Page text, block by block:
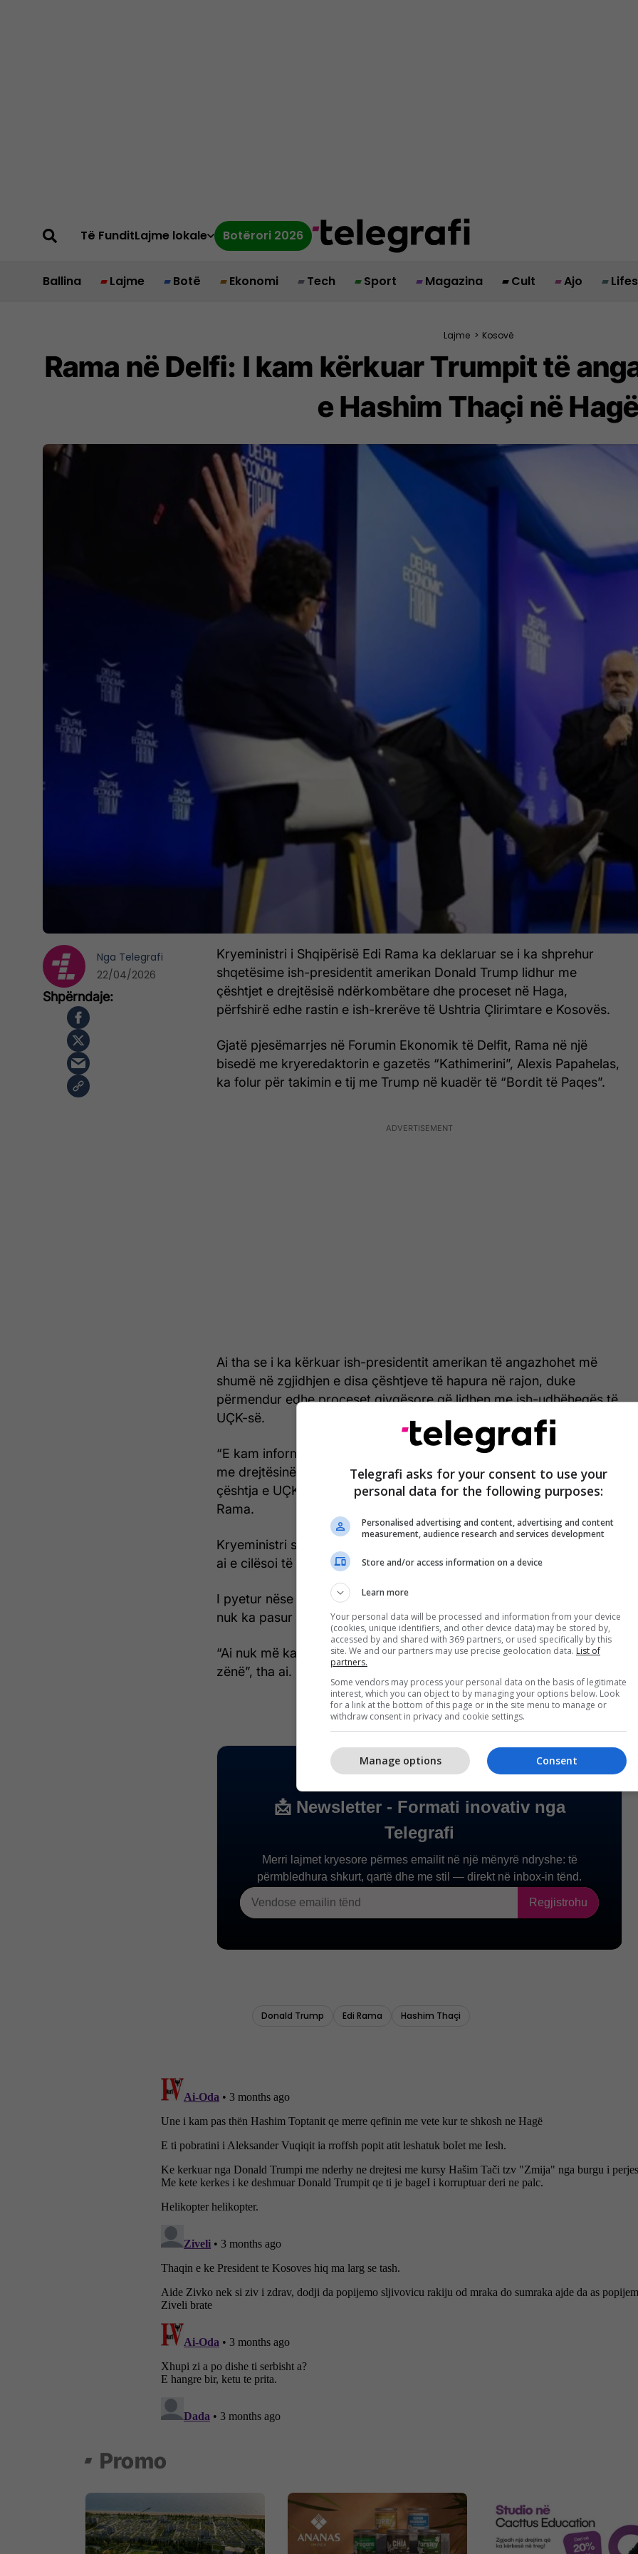
Të FunditLajme lokale Botërori 2026
Ballina Lajme Botë Ekonomi Tech Sport Magazina Cult Ajo
Lajme > Kosovë
Rama në Delfi: I kam kërkuar Trumpit të
e Hashim Thaçi në Hagë
Kryeministri i Shqipërisë Edi Rama ka deklaruar se i ka shprehur
shqetësime ish-presidentit amerikan Donald Trump lidhur me
çështjet e drejtësisë ndërkombëtare dhe proceset në Haga,
përfshirë edhe rastin e ish-krerëve të Ushtria Çlirimtare e Kosovës.
Gjatë pjesëmarrjes në Forumin Ekonomik të Delfit, Rama në një
bisedë me kryeredaktorin e gazetës “Kathimerini”, Alexis Papahelas,
ka folur për takimin e tij me Trump në kuadër të “Bordit të Paqes”.
Ai tha se i ka kërkuar ish-presidentit amerikan të angazhohet më
shumë në zgjidhjen e disa çështjeve të hapura në rajon, duke
përmendur edhe proceset gjyqësore që lidhen me ish-udhëheqës të
UÇK-së.
“E kam informuar Presidentin Trump për shqetësimet që kam lidhur
me drejtësinë ndërkombëtare dhe mënyrën se si është trajtuar
çështja e UÇK-së dhe disa prej liderëve të saj në Hagë”, u shpreh
Rama.
Kryeministri shtoi se këto çështje, sipas tij, burojnë nga një raport që
ai e cilësoi të kontestuar dhe që ka ndikuar në ngritjen e aktakuzave.
I pyetur nëse ka marrë përgjigje nga Trump, Rama u përgjigj se ende
nuk ka pasur reagim.
“Ai nuk më ka informuar ende, por mendoj se ka qenë shumë i
zënë”, tha ai.
Nga Telegrafi
22/04/2026
Telegrafi asks for your consent to use your
personal data for the following purposes:
Personalised advertising and content, advertising and content
measurement, audience research and services development
Store and/or access information on a device
Learn more
Your personal data will be processed and information from your device
(cookies, unique identifiers, and other device data) may be stored by,
accessed by and shared with 369 partners, or used specifically by this
site. We and our partners may use precise geolocation data. List of
partners.
Some vendors may process your personal data on the basis of legitimate
interest, which you can object to by managing your options below. Look
for a link at the bottom of this page or in the site menu to manage or
withdraw consent in privacy and cookie settings.
Consent
Manage options